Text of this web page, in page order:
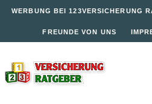
WERBUNG BEI 123VERSICHERUNG
FREUNDE VON UNS